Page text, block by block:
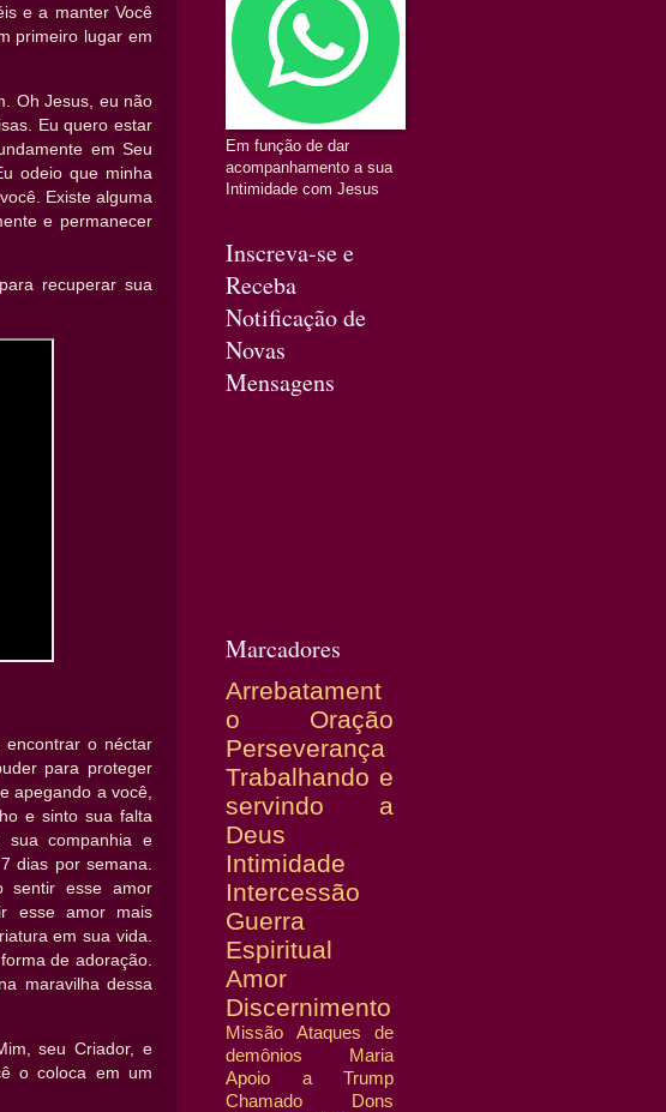
e a manter Você
primeiro lugar em
Oh Jesus, eu não
Eu quero estar
em Seu
odeio que minha
Existe alguma
e permanecer
recuperar sua
encontrar o néctar
para proteger
apegando a você,
e sinto sua falta
sua companhia e
dias por semana.
sentir esse amor
esse amor mais
em sua vida.
de adoração.
maravilha dessa
seu Criador, e
o coloca em um
Em função de dar
acompanhamento a sua
Intimidade com Jesus
Inscreva-se e
Receba
Notificação de
Novas
Mensagens
Marcadores
Arrebatament
o
Oração
Perseverança
Trabalhando e
servindo a
Deus
Intimidade
Intercessão
Guerra
Espiritual
Amor
Discernimento
Missão
Ataques de
demônios
Maria
Apoio a Trump
Chamado
Dons